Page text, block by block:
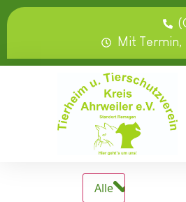
springen
Mit Termin,
Alle